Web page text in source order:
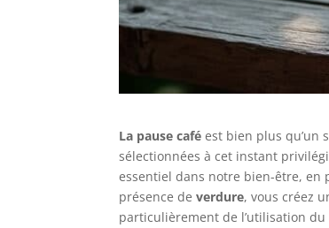
La pause café est bien plus qu’un
sélectionnées à cet instant
essentiel dans notre bien-être, en
présence deverdure, vous créez
particulièrement de l’utilisation du